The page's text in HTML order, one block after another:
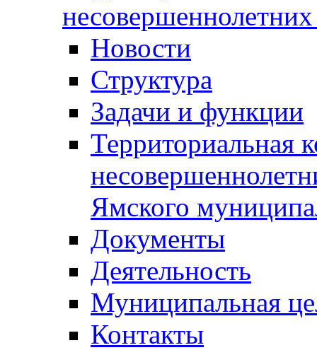
Новости
Структура
Задачи и функции
Территориальная
Ямского
Документы
Деятельность
Муниципальная
Контакты